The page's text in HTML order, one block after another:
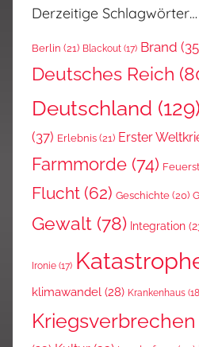
Derzeitige Schlagwörter…
Berlin (21) Blackout (17) Brand
Deutsches Reich
Deutschland (129)
(37) Erlebnis (21) Erster
Farmmorde (74)
Flucht (62) Geschichte (20)
Gewalt (78) Integration
Ironie (17)
klimawandel (28) Krankenhaus
Kriegsverbrechen